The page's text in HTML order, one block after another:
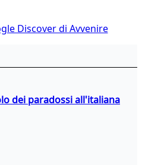
Discover di Avvenire
dei paradossi all'italiana